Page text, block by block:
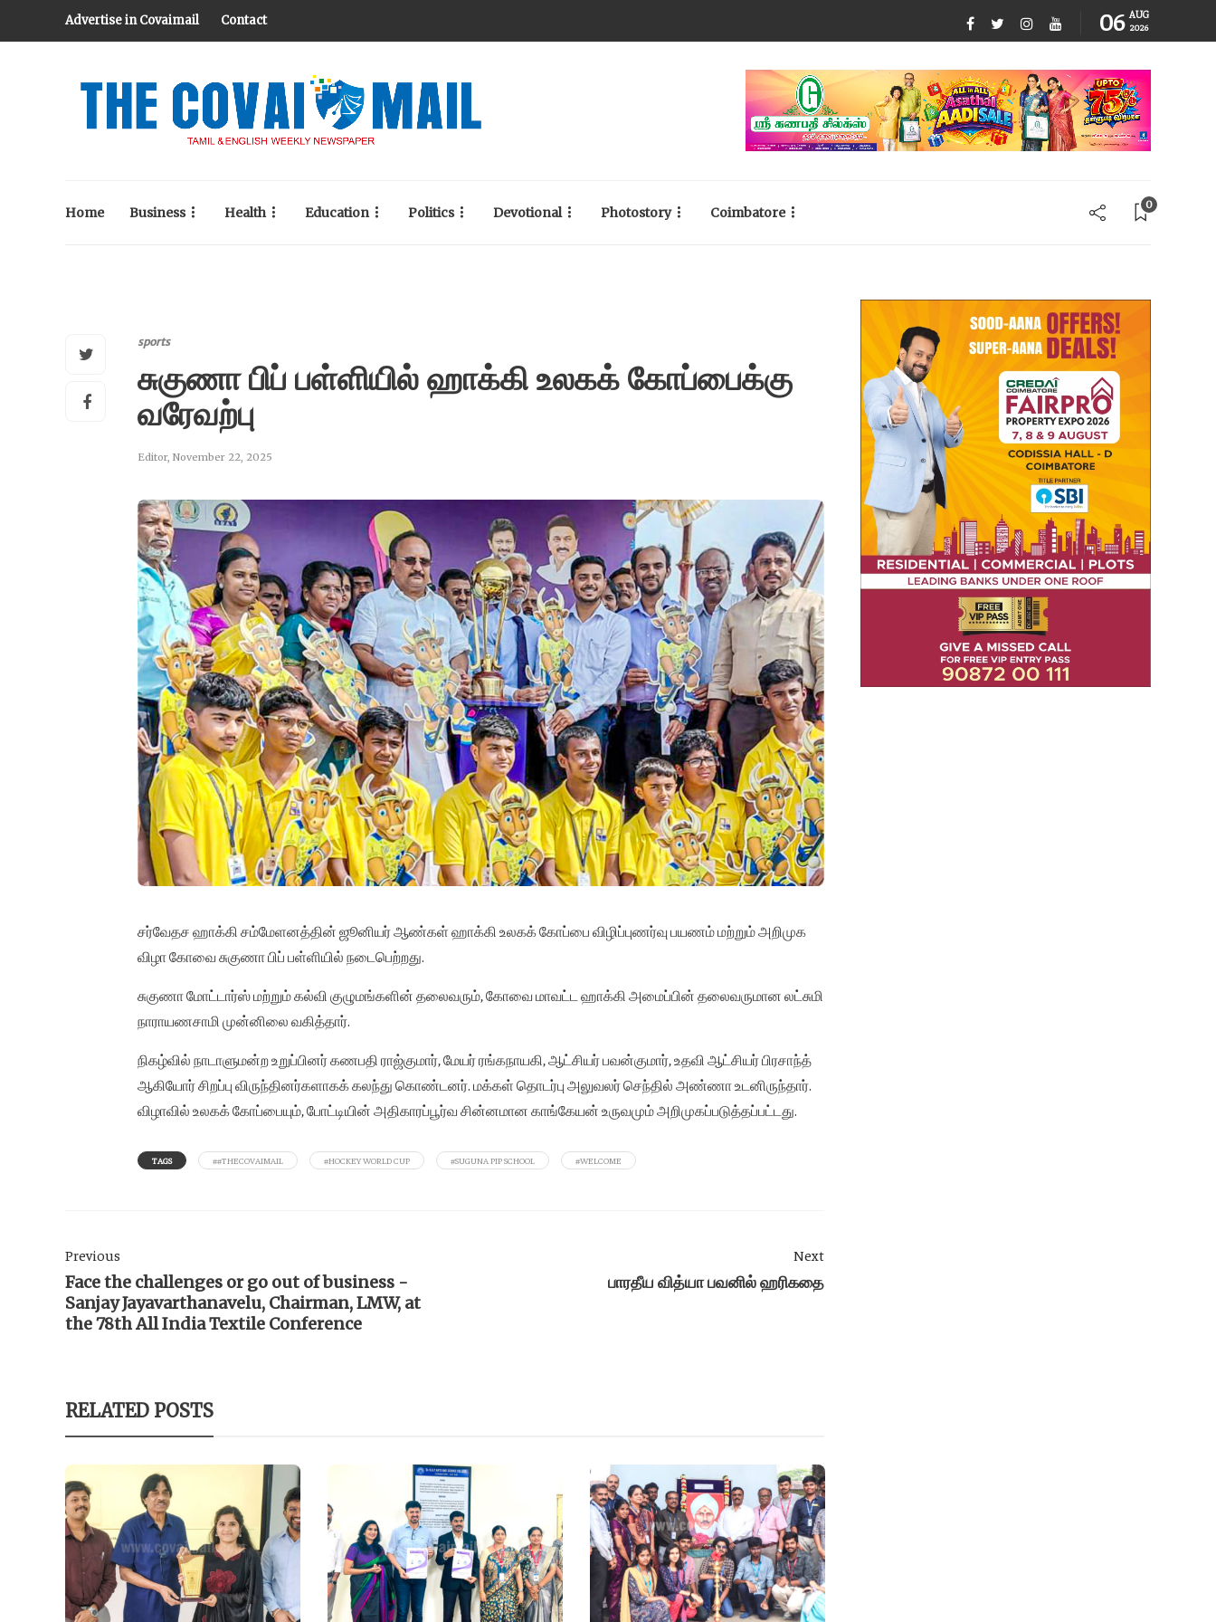
Advertise in Covaimail Contact 06 AUG
2026
Home Business Health Education Politics Devotional Photostory Coimbatore 0
sports
சுகுணா பிப் பள்ளியில் ஹாக்கி உலகக் கோப்பைக்கு
வரேவற்பு
Editor, November 22, 2025
சர்வேதச ஹாக்கி சம்மேளனத்தின் ஜூனியர் ஆண்கள் ஹாக்கி உலகக் கோப்பை விழிப்புணர்வு பயணம் மற்றும் அறிமுக
விழா கோவை சுகுணா பிப் பள்ளியில் நடைபெற்றது.
சுகுணா மோட்டார்ஸ் மற்றும் கல்வி குழுமங்களின் தலைவரும், கோவை மாவட்ட ஹாக்கி அமைப்பின் தலைவருமான லட்சுமி
நாராயணசாமி முன்னிலை வகித்தார்.
நிகழ்வில் நாடாளுமன்ற உறுப்பினர் கணபதி ராஜ்குமார், மேயர் ரங்கநாயகி, ஆட்சியர் பவன்குமார், உதவி ஆட்சியர் பிரசாந்த்
ஆகியோர் சிறப்பு விருந்தினர்களாகக் கலந்து கொண்டனர். மக்கள் தொடர்பு அலுவலர் செந்தில் அண்ணா உடனிருந்தார்.
விழாவில் உலகக் கோப்பையும், போட்டியின் அதிகாரப்பூர்வ சின்னமான காங்கேயன் உருவமும் அறிமுகப்படுத்தப்பட்டது.
TAGS ##THECOVAIMAIL #HOCKEY WORLD CUP #SUGUNA PIP SCHOOL #WELCOME
Previous
Face the challenges or go out of business -
Sanjay Jayavarthanavelu, Chairman, LMW, at
the 78th All India Textile Conference
Next
பாரதீய வித்யா பவனில் ஹரிகதை
RELATED POSTS